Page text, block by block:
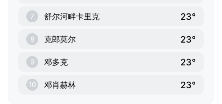
7 舒尔河畔卡里克 23°
8 克郎莫尔 23°
9 邓多克 23°
10 邓肖赫林 23°